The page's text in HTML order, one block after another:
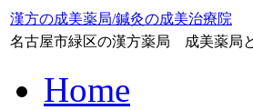
漢方の成美薬局/鍼灸の成美治療院
名古屋市緑区の漢方薬局 成美薬局
Home